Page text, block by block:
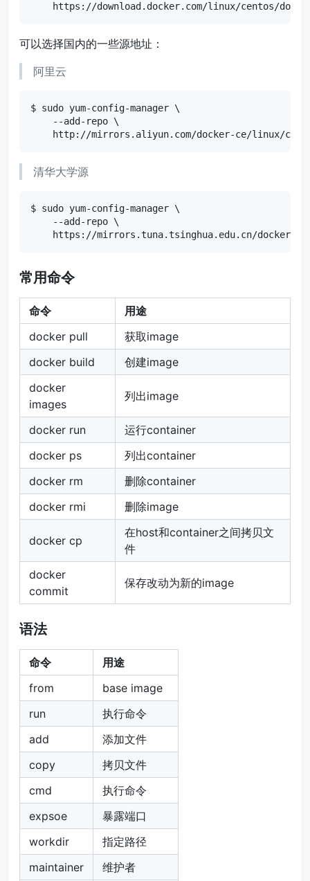
https://download.docker.com/linux/centos/
可以选择国内的一些源地址：
阿里云
$ sudo yum-config-manager \
    --add-repo \
http://mirrors.aliyun.com/docker-ce/linux/
清华大学源
$ sudo yum-config-manager \
    --add-repo \
https://mirrors.tuna.tsinghua.edu.cn/docker-
常用命令
命令
用途
docker pull
获取image
docker build
创建image
docker
images
列出image
docker run
运行container
docker ps
列出container
docker rm
删除container
docker rmi
删除image
docker cp
在host和container之间拷贝文
件
docker
commit
保存改动为新的image
语法
命令
用途
from
base image
run
执行命令
add
添加文件
copy
拷贝文件
cmd
执行命令
expsoe
暴露端口
workdir
指定路径
maintainer
维护者